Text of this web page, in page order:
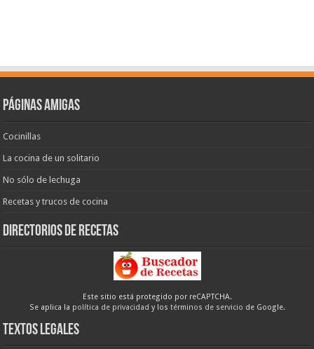
Páginas amigas
Cocinillas
La cocina de un solitario
No sólo de lechuga
Recetas y trucos de cocina
Directorios de recetas
Este sitio está protegido por reCAPTCHA.
Se aplica la política de privacidad y los términos de servicio de Google.
Textos legales